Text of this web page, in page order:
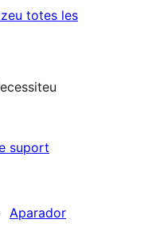
totes lesressenyes
suport
Aparador